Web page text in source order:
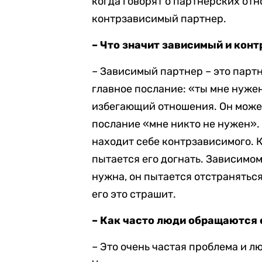
контрзависимый партнер.
– Что значит зависимый и
– Зависимый партнер – это
главное послание: «ты мне
избегающий отношения. Он
послание «мне никто не
находит себе контрзависимого.
пытается его догнать.
нужна, он пытается
его это страшит.
– Как часто люди обращаются
– Это очень частая проблема и